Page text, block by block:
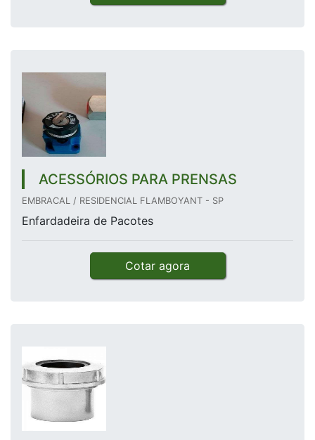
ACESSÓRIOS PARA PRENSAS
EMBRACAL / RESIDENCIAL FLAMBOYANT - SP
Enfardadeira de Pacotes
Cotar agora